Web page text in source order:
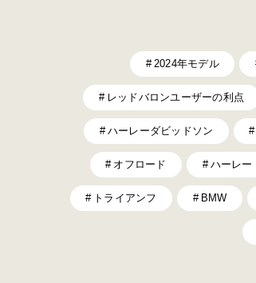
2024年モデル
レッドバロンユーザーの利点
ハーレーダビッドソン
オフロード ハーレー
トライアンフ BMW